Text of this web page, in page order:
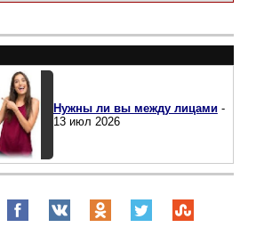
Нужны ли вы между лицами-
13 июл 2026